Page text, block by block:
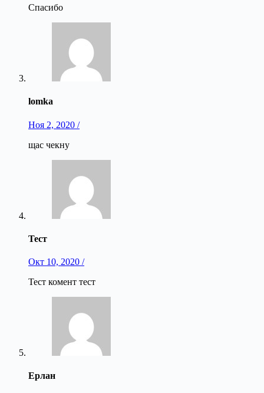
Спасибо
lomka
Ноя 2, 2020 /
щас чекну
Тест
Окт 10, 2020 /
Тест комент тест
Ерлан